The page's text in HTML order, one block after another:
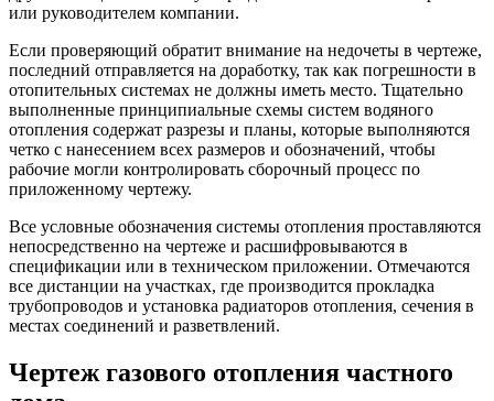
или руководителем компании.
Если проверяющий обратит внимание на недочеты в чертеже,
последний отправляется на доработку, так как погрешности в
отопительных системах не должны иметь место. Тщательно
выполненные принципиальные схемы систем водяного
отопления содержат разрезы и планы, которые выполняются
четко с нанесением всех размеров и обозначений, чтобы
рабочие могли контролировать сборочный процесс по
приложенному чертежу.
Все условные обозначения системы отопления проставляются
непосредственно на чертеже и расшифровываются в
спецификации или в техническом приложении. Отмечаются
все дистанции на участках, где производится прокладка
трубопроводов и установка радиаторов отопления, сечения в
местах соединений и разветвлений.
Чертеж газового отопления частного